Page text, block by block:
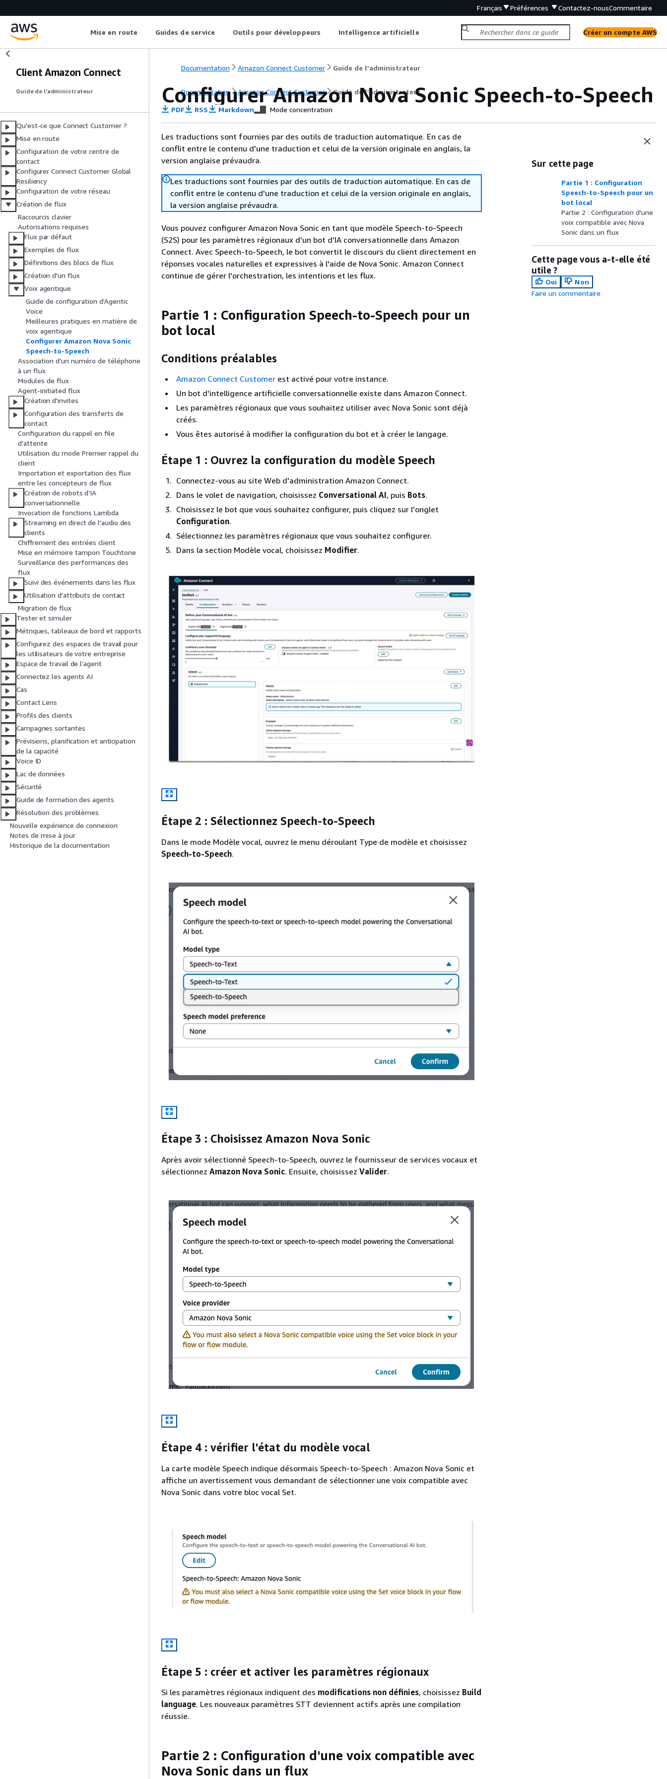
Français Préférences Contactez-nousCommentaire
Mise en route Guides de service Outils pour développeurs Intelligence artificielle Créer un compte AWS
Client Amazon Connect
Guide de l’administrateur
Qu'est-ce que Connect Customer ?
Mise en route
Configuration de votre centre de
contact
Configurer Connect Customer Global
Resiliency
Configuration de votre réseau
Création de flux
Raccourcis clavier
Autorisations requises
Flux par défaut
Exemples de flux
Définitions des blocs de flux
Création d'un flux
Voix agentique
Guide de configuration d'Agentic
Voice
Meilleures pratiques en matière de
voix agentique
Configurer Amazon Nova Sonic
Speech-to-Speech
Association d'un numéro de téléphone
à un flux
Modules de flux
Agent-initiated flux
Création d'invites
Configuration des transferts de
contact
Configuration du rappel en file
d'attente
Utilisation du mode Premier rappel du
client
Importation et exportation des flux
entre les concepteurs de flux
Création de robots d’IA
conversationnelle
Invocation de fonctions Lambda
Streaming en direct de l'audio des
clients
Chiffrement des entrées client
Mise en mémoire tampon Touchtone
Surveillance des performances des
flux
Suivi des événements dans les flux
Utilisation d'attributs de contact
Migration de flux
Tester et simuler
Métriques, tableaux de bord et rapports
Configurez des espaces de travail pour
les utilisateurs de votre entreprise
Espace de travail de l’agent
Connectez les agents AI
Cas
Contact Lens
Profils des clients
Campagnes sortantes
Prévisions, planification et anticipation
de la capacité
Voice ID
Lac de données
Sécurité
Guide de formation des agents
Résolution des problèmes
Nouvelle expérience de connexion
Notes de mise à jour
Historique de la documentation
Documentation Amazon Connect Customer Guide de l’administrateur
Documentation Amazon Connect Customer Guide de l’administrateur
Configurer Amazon Nova Sonic Speech-to-Speech
PDF RSS Markdown Mode concentration
Les traductions sont fournies par des outils de traduction automatique. En cas de
conflit entre le contenu d'une traduction et celui de la version originale en anglais, la
version anglaise prévaudra.
Les traductions sont fournies par des outils de traduction automatique. En cas de
conflit entre le contenu d'une traduction et celui de la version originale en anglais,
la version anglaise prévaudra.
Vous pouvez configurer Amazon Nova Sonic en tant que modèle Speech-to-Speech
(S2S) pour les paramètres régionaux d'un bot d'IA conversationnelle dans Amazon
Connect. Avec Speech-to-Speech, le bot convertit le discours du client directement en
réponses vocales naturelles et expressives à l'aide de Nova Sonic. Amazon Connect
continue de gérer l'orchestration, les intentions et les flux.
Partie 1 : Configuration Speech-to-Speech pour un
bot local
Conditions préalables
Amazon Connect Customer est activé pour votre instance.
Un bot d'intelligence artificielle conversationnelle existe dans Amazon Connect.
Les paramètres régionaux que vous souhaitez utiliser avec Nova Sonic sont déjà
créés.
Vous êtes autorisé à modifier la configuration du bot et à créer le langage.
Étape 1 : Ouvrez la configuration du modèle Speech
Connectez-vous au site Web d'administration Amazon Connect.
Dans le volet de navigation, choisissez Conversational AI, puis Bots.
Choisissez le bot que vous souhaitez configurer, puis cliquez sur l'onglet
Configuration.
Sélectionnez les paramètres régionaux que vous souhaitez configurer.
Dans la section Modèle vocal, choisissez Modifier.
Étape 2 : Sélectionnez Speech-to-Speech
Dans le mode Modèle vocal, ouvrez le menu déroulant Type de modèle et choisissez
Speech-to-Speech.
Étape 3 : Choisissez Amazon Nova Sonic
Après avoir sélectionné Speech-to-Speech, ouvrez le fournisseur de services vocaux et
sélectionnez Amazon Nova Sonic. Ensuite, choisissez Valider.
Étape 4 : vérifier l'état du modèle vocal
La carte modèle Speech indique désormais Speech-to-Speech : Amazon Nova Sonic et
affiche un avertissement vous demandant de sélectionner une voix compatible avec
Nova Sonic dans votre bloc vocal Set.
Étape 5 : créer et activer les paramètres régionaux
Si les paramètres régionaux indiquent des modifications non définies, choisissez Build
language. Les nouveaux paramètres STT deviennent actifs après une compilation
réussie.
Partie 2 : Configuration d'une voix compatible avec
Nova Sonic dans un flux
Sur cette page
Partie 1 : Configuration
Speech-to-Speech pour un
bot local
Partie 2 : Configuration d'une
voix compatible avec Nova
Sonic dans un flux
Cette page vous a-t-elle été
utile ?
Oui
Non
Faire un commentaire